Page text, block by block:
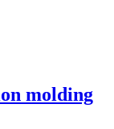
molding